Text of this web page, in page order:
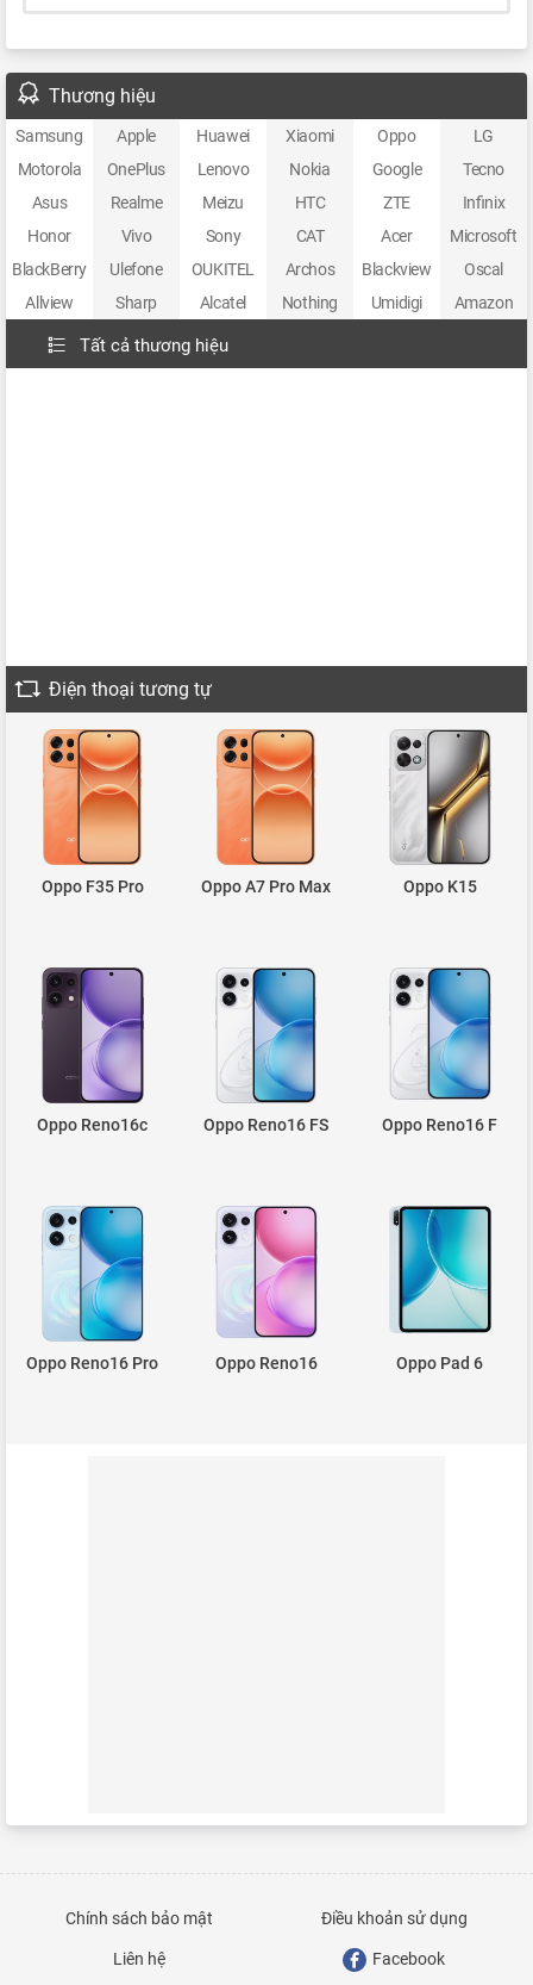
Thương hiệu
Samsung Apple Huawei Xiaomi Oppo
LG
Motorola
OnePlus Lenovo Nokia Google
Tecno
Asus
Realme Meizu HTC ZTE
Infinix
Honor
Vivo Sony CAT Acer
Microsoft
BlackBerry
Ulefone OUKITEL Archos Blackview
Oscal
Allview
Sharp Alcatel Nothing Umidigi Amazon
Tất cả thương hiệu
Điện thoại tương tự
Oppo F35 Pro Oppo A7 Pro Max Oppo K15
Oppo Reno16c Oppo Reno16 FS Oppo Reno16 F
Oppo Reno16 Pro Oppo Reno16 Oppo Pad 6
Chính sách bảo mật Điều khoản sử dụng
Liên hệ Facebook